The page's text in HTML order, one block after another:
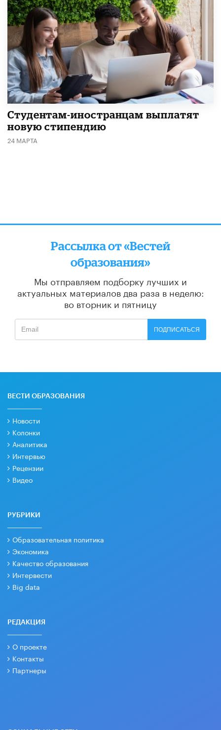
Студентам-иностранцам выплатят
новую стипендию
24 МАРТА
Рассылка от «Вестей
образования»
Мы отправляем подборку лучших и
актуальных материалов два раза в неделю:
во вторник и пятницу
ПОДПИСАТЬСЯ
ВЕСТИ ОБРАЗОВАНИЯ
Новости
Колонки
Аналитика
Интервью
Рецензии
Видео
РУБРИКИ
Образовательная политика
Экономика
Качество образования
Интервести
Big data
РЕДАКЦИЯ
О проекте
Контакты
Партнеры